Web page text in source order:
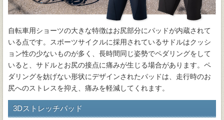
自転車用ショーツの大きな特徴はお尻部分にパッドが内蔵されて
いる点です。スポーツサイクルに採用されているサドルはクッシ
ョン性の少ないものが多く、長時間同じ姿勢でペダリングをして
いると、サドルとお尻の接点に痛みが生じる場合があります。ペ
ダリングを妨げない形状にデザインされたパッドは、走行時のお
尻へのストレスを抑え、痛みを軽減してくれます。
3Dストレッチパッド